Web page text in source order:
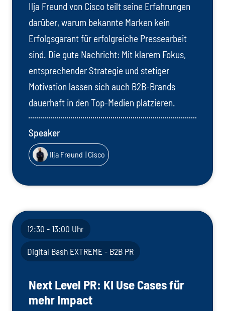
Ilja Freund von Cisco teilt seine Erfahrungen
darüber, warum bekannte Marken kein
Erfolgsgarant für erfolgreiche Pressearbeit
sind. Die gute Nachricht: Mit klarem Fokus,
entsprechender Strategie und stetiger
Motivation lassen sich auch B2B-Brands
dauerhaft in den Top-Medien platzieren.
Speaker
Ilja Freund | Cisco
12:30 - 13:00 Uhr
Digital Bash EXTREME - B2B PR
Next Level PR: KI Use Cases für
mehr Impact